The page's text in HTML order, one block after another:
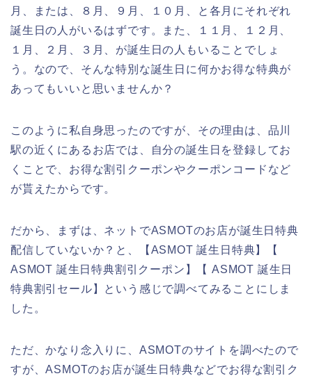
月、または、８月、９月、１０月、と各月にそれぞれ
誕生日の人がいるはずです。また、１１月、１２月、
１月、２月、３月、が誕生日の人もいることでしょ
う。なので、そんな特別な誕生日に何かお得な特典が
あってもいいと思いませんか？
このように私自身思ったのですが、その理由は、品川
駅の近くにあるお店では、自分の誕生日を登録してお
くことで、お得な割引クーポンやクーポンコードなど
が貰えたからです。
だから、まずは、ネットでASMOTのお店が誕生日特典
配信していないか？と、【ASMOT 誕生日特典】【
ASMOT 誕生日特典割引クーポン】【 ASMOT 誕生日
特典割引セール】という感じで調べてみることにしま
した。
ただ、かなり念入りに、ASMOTのサイトを調べたので
すが、ASMOTのお店が誕生日特典などでお得な割引ク